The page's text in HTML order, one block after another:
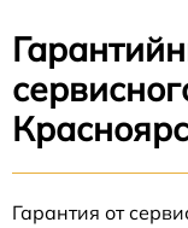
Гарантия от